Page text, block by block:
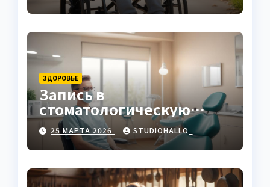
ЗДОРОВЬЕ
Запись в
стоматологическую
клинику
25 МАРТА 2026 STUDIOHALLO_